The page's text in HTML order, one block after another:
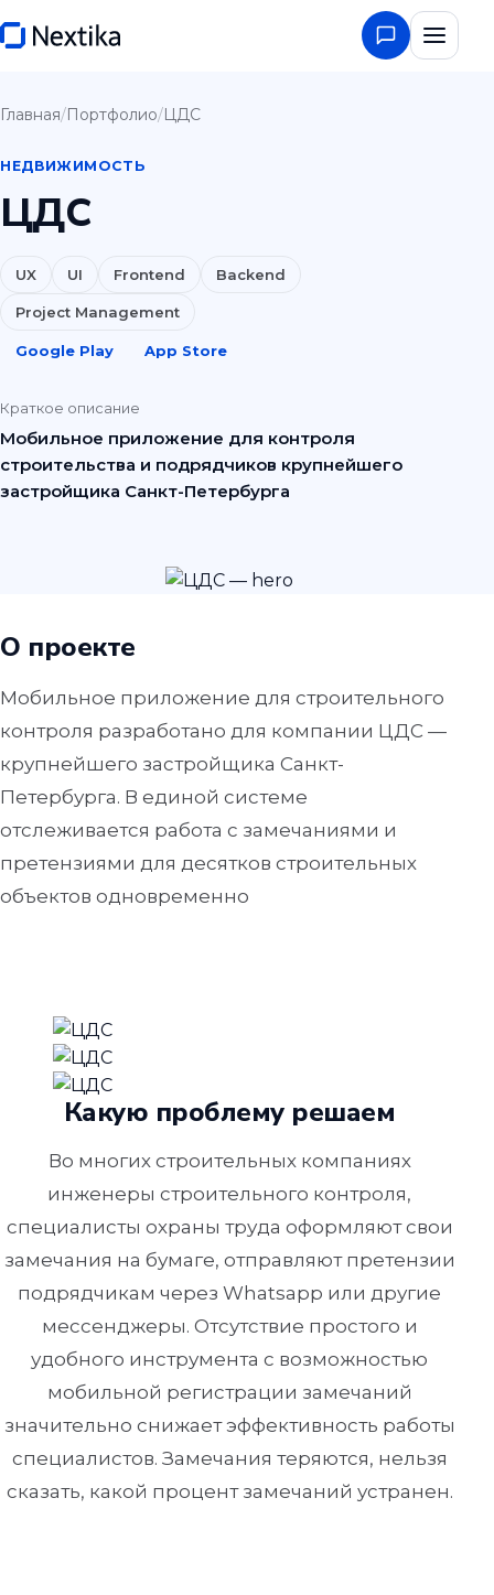
Главная/Портфолио/ЦДС
НЕДВИЖИМОСТЬ
ЦДС
UX UI Frontend Backend
Project Management
Google Play App Store
Краткое описание
Мобильное приложение для контроля
строительства и подрядчиков крупнейшего
застройщика Санкт-Петербурга
О проекте
Мобильное приложение для строительного
контроля разработано для компании ЦДС —
крупнейшего застройщика Санкт-
Петербурга. В единой системе
отслеживается работа с замечаниями и
претензиями для десятков строительных
объектов одновременно
Какую проблему решаем
Во многих строительных компаниях
инженеры строительного контроля,
специалисты охраны труда оформляют свои
замечания на бумаге, отправляют претензии
подрядчикам через Whatsapp или другие
мессенджеры. Отсутствие простого и
удобного инструмента с возможностью
мобильной регистрации замечаний
значительно снижает эффективность работы
специалистов. Замечания теряются, нельзя
сказать, какой процент замечаний устранен.